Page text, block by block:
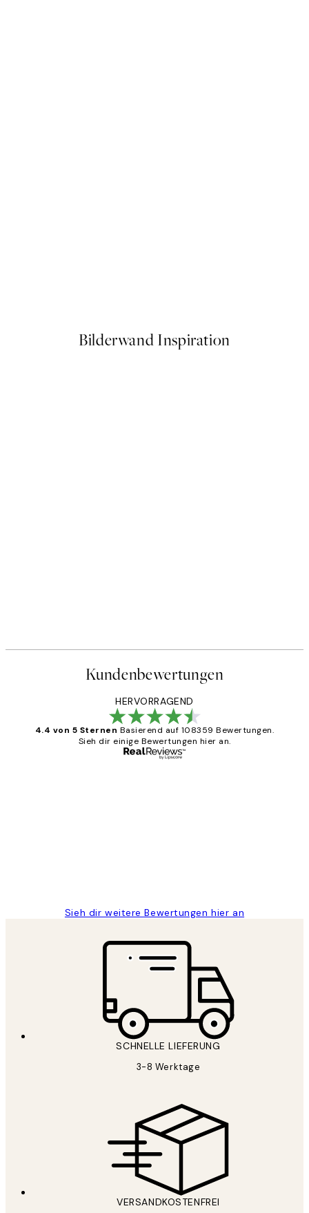
Bilderwand Inspiration
Kundenbewertungen
HERVORRAGEND
4.4 von 5 Sternen Basierend auf 108359 Bewertungen.
Sieh dir einige Bewertungen hier an.
Sieh dir weitere Bewertungen hier an
SCHNELLE LIEFERUNG
3-8 Werktage
VERSANDKOSTENFREI